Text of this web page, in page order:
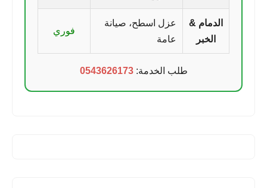
الدمام &
الخبر
عزل اسطح، صيانة
عامة
فوري
طلب الخدمة:0543626173